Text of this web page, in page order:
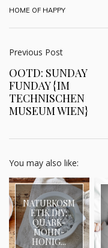
HOME OF HAPPY
Previous Post
OOTD: SUNDAY
FUNDAY {IM
TECHNISCHEN
MUSEUM WIEN}
You may also like:
NATURKOSM
ETIK DIY:
QUARK-
MOHN-
HONIG...